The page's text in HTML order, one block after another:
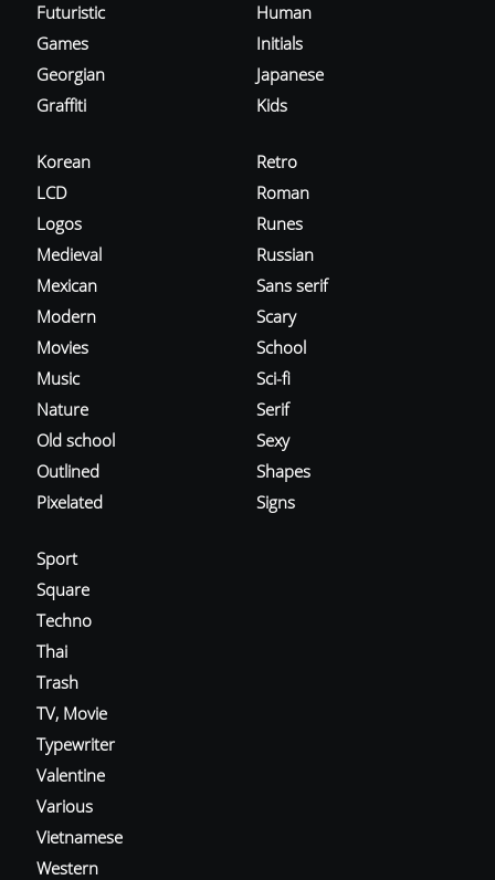
Futuristic
Games
Georgian
Graffiti
Human
Initials
Japanese
Kids
Korean
LCD
Logos
Medieval
Mexican
Modern
Movies
Music
Nature
Old school
Outlined
Pixelated
Retro
Roman
Runes
Russian
Sans serif
Scary
School
Sci-fi
Serif
Sexy
Shapes
Signs
Sport
Square
Techno
Thai
Trash
TV, Movie
Typewriter
Valentine
Various
Vietnamese
Western